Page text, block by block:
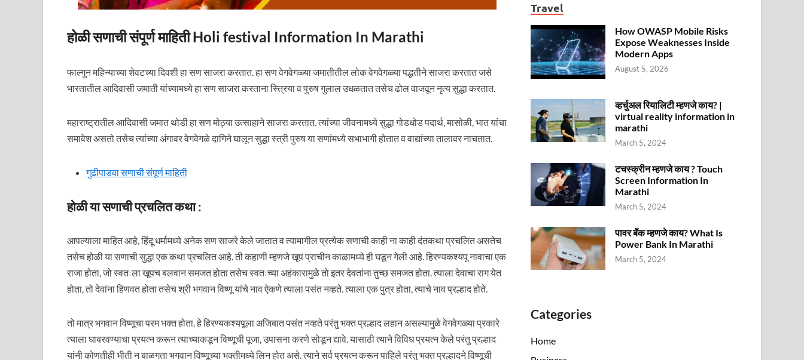
होळी सणाची संपूर्ण माहिती Holi festival Information In Marathi
फाल्गुन महिन्याच्या शेवटच्या दिवशी हा सण साजरा करतात. हा सण वेगवेगळ्या जमातीतील लोक वेगवेगळ्या पद्धतीने साजरा करतात जसे
भारतातील आदिवासी जमाती यांच्यामध्ये हा सण साजरा करताना स्त्रिया व पुरुष गुलाल उधळतात तसेच ढोल वाजवून नृत्य सुद्धा करतात.
महाराष्ट्रातील आदिवासी जमात थोडी हा सण मोठ्या उत्साहाने साजरा करतात. त्यांच्या जीवनामध्ये सुद्धा गोडधोड पदार्थ, मासोळी, भात यांचा
समावेश असतो तसेच त्यांच्या अंगावर वेगवेगळे दागिने घालून सुद्धा स्त्री पुरुष या सणांमध्ये सभाभागी होतात व वाद्यांच्या तालावर नाचतात.
गुढीपाडवा सणाची संपूर्ण माहिती
होळी या सणाची प्रचलित कथा :
आपल्याला माहित आहे, हिंदू धर्मामध्ये अनेक सण साजरे केले जातात व त्यामागील प्रत्येक सणाची काही ना काही दंतकथा प्रचलित असतेच
तसेच होळी या सणाची सुद्धा एक कथा प्रचलित आहे. ती कहाणी म्हणजे खूप प्राचीन काळामध्ये ही घडून गेली आहे. हिरण्यकश्यपू नावाचा एक
राजा होता, जो स्वतःला खूपच बलवान समजत होता तसेच स्वतःच्या अहंकारामुळे तो इतर देवतांना तुच्छ समजत होता. त्याला देवाचा राग येत
होता, तो देवांना हिणवत होता तसेच श्री भगवान विष्णू यांचे नाव ऐकणे त्याला पसंत नव्हते. त्याला एक पुत्र होता, त्याचे नाव प्रल्हाद होते.
तो मात्र भगवान विष्णूचा परम भक्त होता. हे हिरण्यकश्यपूला अजिबात पसंत नव्हते परंतु भक्त प्रल्हाद लहान असल्यामुळे वेगवेगळ्या प्रकारे
त्याला घाबरवण्याचा प्रयत्न करून त्याच्याकडून विष्णूची पूजा, उपासना करणे सोडून द्यावे. यासाठी त्याने विविध प्रयत्न केले परंतु प्रल्हाद
यांनी कोणतीही भीती न बाळगता भगवान विष्णूच्या भक्तीमध्ये लिन होत असे. त्याने सर्व प्रयत्न करून पाहिले परंतु भक्त प्रल्हादने विष्णूची
Travel
How OWASP Mobile Risks
Expose Weaknesses Inside
Modern Apps
August 5, 2026
व्हर्चुअल रियालिटी म्हणजे काय? |
virtual reality information in
marathi
March 5, 2024
टचस्क्रीन म्हणजे काय ? Touch
Screen Information In
Marathi
March 5, 2024
पावर बॅंक म्हणजे काय? What Is
Power Bank In Marathi
March 5, 2024
Categories
Home